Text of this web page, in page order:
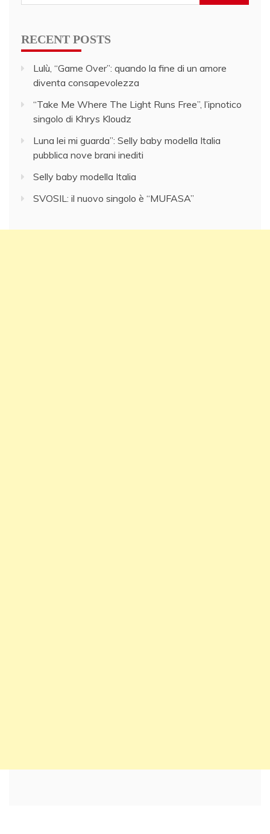
for:
RECENT POSTS
Lulù, “Game Over”: quando la fine di un amore
diventa consapevolezza
“Take Me Where The Light Runs Free”, l’ipnotico
singolo di Khrys Kloudz
Luna lei mi guarda”: Selly baby modella Italia
pubblica nove brani inediti
Selly baby modella Italia
SVOSIL: il nuovo singolo è “MUFASA”